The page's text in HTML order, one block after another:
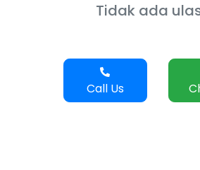
Tidak ada
Call Us